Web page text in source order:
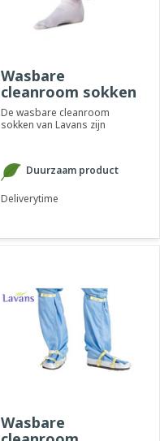
Wasbare
cleanroom sokken
De wasbare cleanroom
sokken van Lavans zijn
Duurzaam product
Deliverytime
Wasbare